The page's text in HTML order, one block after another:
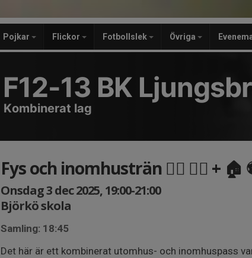
Pojkar Flickor Fotbollslek Övriga
F12-13 BK
Kombinerat lag
Fys och inomhusträn 🏃‍♀️ 🏋️‍♀️ + 🏠
Onsdag 3 dec 2025, 19:00-21:00
Björkö skola
Samling: 18:45
Det här är ett kombinerat utomhus- och inomhuspass